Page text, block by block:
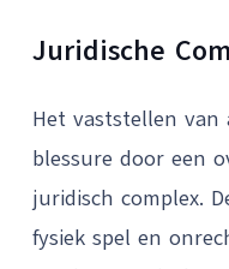
Juridische
Het vaststellen van
blessure door een
juridisch complex.
fysiek spel en